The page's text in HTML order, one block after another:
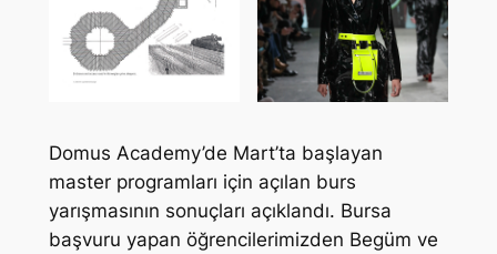
Domus Academy’de Mart’ta başlayan
master programları için açılan burs
yarışmasının sonuçları açıklandı. Bursa
başvuru yapan öğrencilerimizden Begüm ve